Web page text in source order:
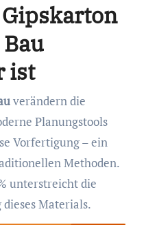
ist
verändern die
Planungstools
Vorfertigung – ein
Methoden.
unterstreicht die
Materials.